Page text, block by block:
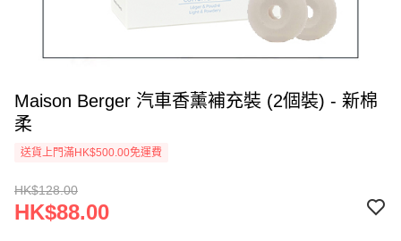
Maison Berger 汽車香薰補充裝 (2個裝) - 新棉
柔
送貨上門滿HK$500.00免運費
HK$128.00
HK$88.00